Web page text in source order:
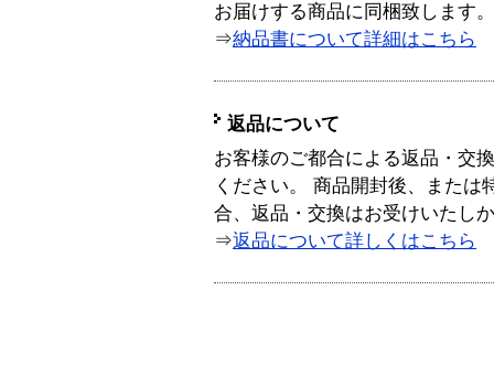
お届けする商品に同梱致します。
⇒納品書について詳細はこちら
返品について
お客様のご都合による返品・交
ください。 商品開封後、または
合、返品・交換はお受けいたし
⇒返品について詳しくはこちら